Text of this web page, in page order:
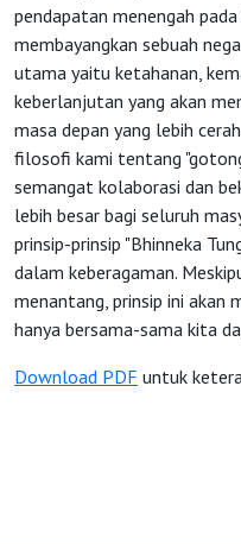
pendapatan menengah
membayangkan sebuah
utama yaitu ketahanan,
keberlanjutan yang akan
masa depan yang lebih
filosofi kami tentang
semangat kolaborasi dan
lebih besar bagi seluruh
prinsip-prinsip "Bhinneka
dalam keberagaman.
menantang, prinsip ini akan
hanya bersama-sama kita
Download PDF untuk